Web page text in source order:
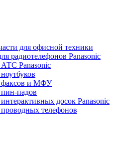
для офисной техники
радиотелефонов Panasonic
АТС Panasonic
факсов и МФУ
пин-падов
досок Panasonic
проводных телефонов